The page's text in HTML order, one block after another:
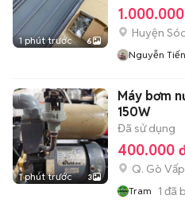
1 phút trước 6
Huyện
Nguyễn
1 phút trước 3
Máy bơm
150W
Đã sử dụng
400.000
Q. Gò Vấp
Tram 1 đã